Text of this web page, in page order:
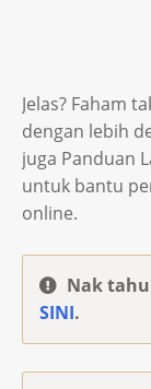
Jelas? Faham
dengan lebih
juga Panduan
untuk bantu
online.
Nak tahu
SINI.